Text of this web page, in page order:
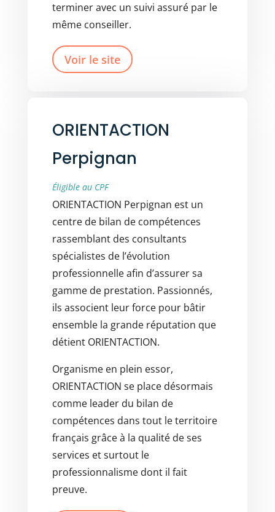
terminer avec un suivi assuré par le
même conseiller.
Voir le site
ORIENTACTION
Perpignan
Éligible au CPF
ORIENTACTION Perpignan est un
centre de bilan de compétences
rassemblant des consultants
spécialistes de l’évolution
professionnelle afin d’assurer sa
gamme de prestation. Passionnés,
ils associent leur force pour bâtir
ensemble la grande réputation que
détient ORIENTACTION.
Organisme en plein essor,
ORIENTACTION se place désormais
comme leader du bilan de
compétences dans tout le territoire
français grâce à la qualité de ses
services et surtout le
professionnalisme dont il fait
preuve.